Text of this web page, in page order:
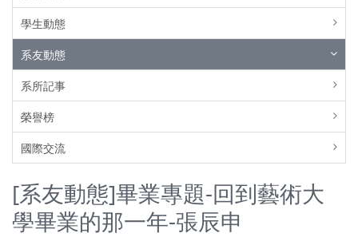
學生動態
系友動態
系所記事
榮譽榜
國際交流
[系友動態]畢業專題-回到藝術大
學畢業的那一年-張辰申